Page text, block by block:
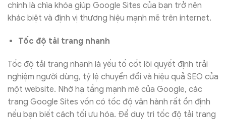
chính là chìa khóa giúp Google Sites của bạn trở nên
khác biệt và định vị thương hiệu mạnh mẽ trên internet.
Tốc độ tải trang nhanh
Tốc độ tải trang nhanh là yếu tố cốt lõi quyết định trải
nghiệm người dùng, tỷ lệ chuyển đổi và hiệu quả SEO của
một website. Nhờ hạ tầng mạnh mẽ của Google, các
trang Google Sites vốn có tốc độ vận hành rất ổn định
nếu bạn biết cách tối ưu hóa. Để duy trì tốc độ tải trang